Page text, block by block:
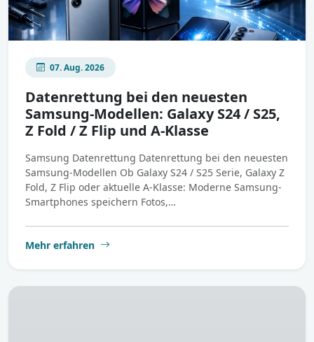
07. Aug. 2026
Datenrettung bei den neuesten
Samsung-Modellen: Galaxy S24 / S25,
Z Fold / Z Flip und A-Klasse
Samsung Datenrettung Datenrettung bei den neuesten
Samsung-Modellen Ob Galaxy S24 / S25 Serie, Galaxy Z
Fold, Z Flip oder aktuelle A-Klasse: Moderne Samsung-
Smartphones speichern Fotos,…
Mehr erfahren